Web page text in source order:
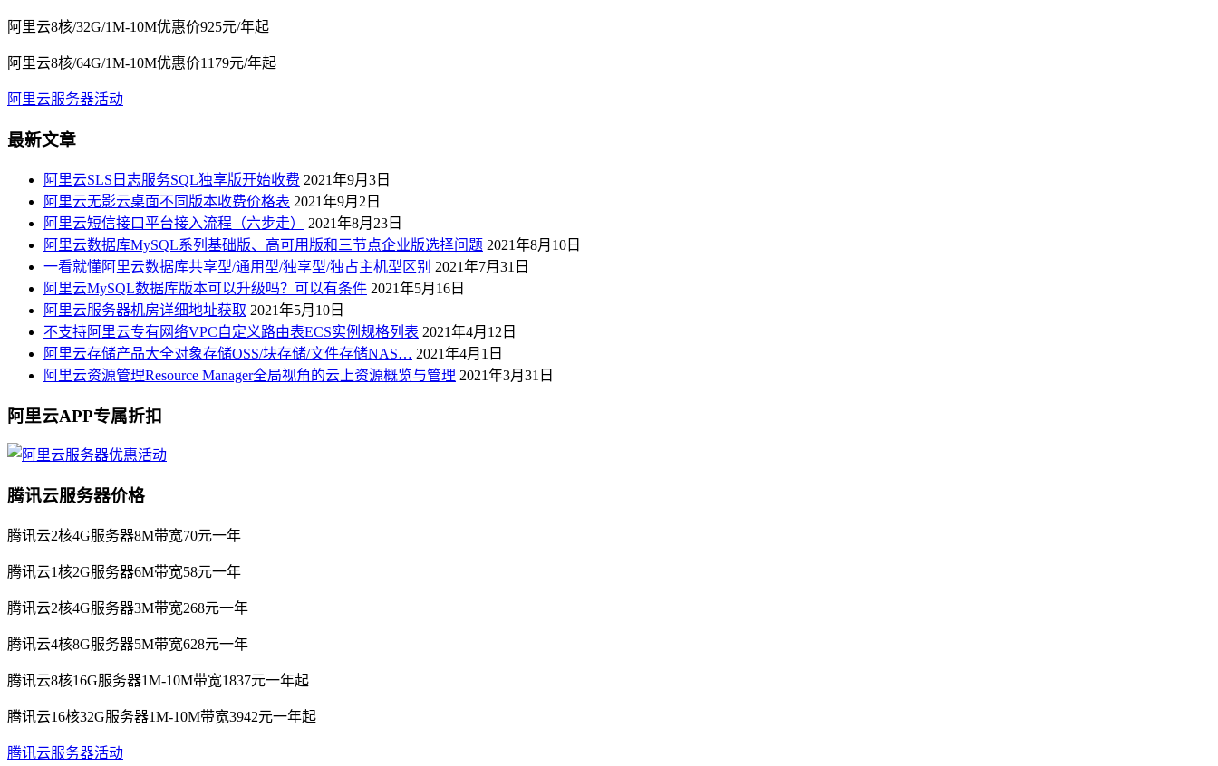
阿里云8核/32G/1M-10M优惠价925元/年起
阿里云8核/64G/1M-10M优惠价1179元/年起
阿里云服务器活动
最新文章
阿里云SLS日志服务SQL独享版开始收费 2021年9月3日
阿里云无影云桌面不同版本收费价格表 2021年9月2日
阿里云短信接口平台接入流程（六步走）
2021年8月23日
阿里云数据库MySQL系列基础版、高可用版和三节点企业版选择问题 2021年8月10日
一看就懂阿里云数据库共享型/通用型/独享型/独占主机型区别 2021年7月31日
阿里云MySQL数据库版本可以升级吗？可以有条件 2021年5月16日
阿里云服务器机房详细地址获取 2021年5月10日
不支持阿里云专有网络VPC自定义路由表ECS实例规格列表 2021年4月12日
阿里云存储产品大全对象存储OSS/块存储/文件存储NAS… 2021年4月1日
阿里云资源管理Resource Manager全局视角的云上资源概览与管理 2021年3月31日
阿里云APP专属折扣
腾讯云服务器价格
腾讯云2核4G服务器8M带宽70元一年
腾讯云1核2G服务器6M带宽58元一年
腾讯云2核4G服务器3M带宽268元一年
腾讯云4核8G服务器5M带宽628元一年
腾讯云8核16G服务器1M-10M带宽1837元一年起
腾讯云16核32G服务器1M-10M带宽3942元一年起
腾讯云服务器活动